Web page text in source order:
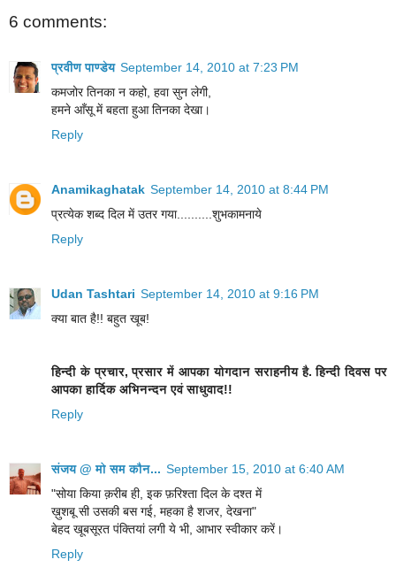
6 comments:
प्रवीण पाण्डेय September 14, 2010 at 7:23 PM
कमजोर तिनका न कहो, हवा सुन लेगी,
हमने आँसू में बहता हुआ तिनका देखा।
Reply
Anamikaghatak September 14, 2010 at 8:44 PM
प्रत्येक शब्द दिल में उतर गया..........शुभकामनाये
Reply
Udan Tashtari September 14, 2010 at 9:16 PM
क्या बात है!! बहुत खूब!
हिन्दी के प्रचार, प्रसार में आपका योगदान सराहनीय है. हिन्दी दिवस पर
आपका हार्दिक अभिनन्दन एवं साधुवाद!!
Reply
संजय @ मो सम कौन... September 15, 2010 at 6:40 AM
"सोया किया क़रीब ही, इक फ़रिश्ता दिल के दश्त में
ख़ुशबू सी उसकी बस गई, महका है शजर, देखना"
बेहद खूबसूरत पंक्तियां लगी ये भी, आभार स्वीकार करें।
Reply